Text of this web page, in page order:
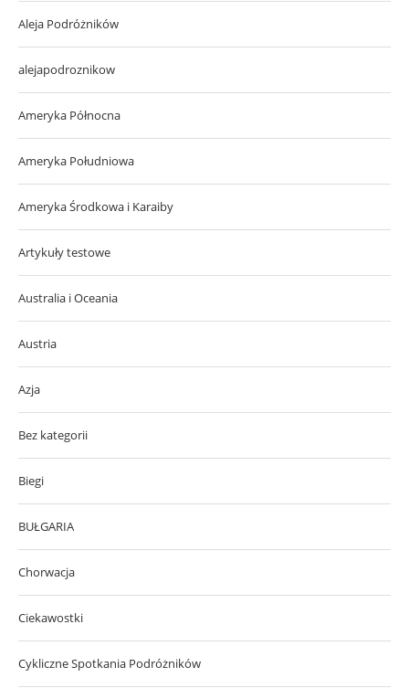
Aleja Podróżników
alejapodroznikow
Ameryka Północna
Ameryka Południowa
Ameryka Środkowa i Karaiby
Artykuły testowe
Australia i Oceania
Austria
Azja
Bez kategorii
Biegi
BUŁGARIA
Chorwacja
Ciekawostki
Cykliczne Spotkania Podróżników